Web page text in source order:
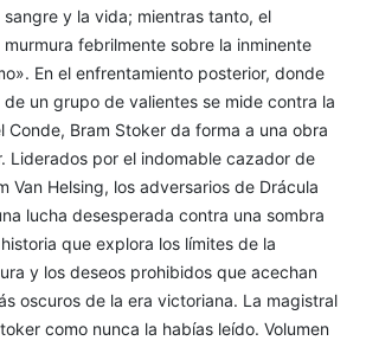
y la vida; mientras tanto, el
febrilmente sobre la inminente
En el enfrentamiento posterior, donde
un grupo de valientes se mide contra la
Conde, Bram Stoker da forma a una obra
Liderados por el indomable cazador de
Van Helsing, los adversarios de Drácula
lucha desesperada contra una sombra
que explora los límites de la
y los deseos prohibidos que acechan
oscuros de la era victoriana. La magistral
como nunca la habías leído. Volumen